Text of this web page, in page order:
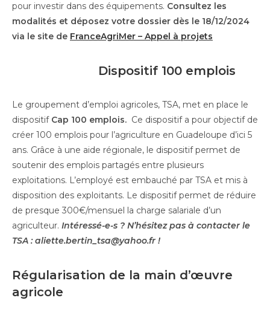
pour investir dans des équipements. Consultez les
modalités et déposez votre dossier dès le 18/12/2024
via le site de FranceAgriMer – Appel à projets
Dispositif 100 emplois
Le groupement d’emploi agricoles, TSA, met en place le
dispositif Cap 100 emplois. Ce dispositif a pour objectif de
créer 100 emplois pour l’agriculture en Guadeloupe d’ici 5
ans. Grâce à une aide régionale, le dispositif permet de
soutenir des emplois partagés entre plusieurs
exploitations. L’employé est embauché par TSA et mis à
disposition des exploitants. Le dispositif permet de réduire
de presque 300€/mensuel la charge salariale d’un
agriculteur. Intéressé-e-s ? N’hésitez pas à contacter le
TSA : aliette.bertin_tsa@yahoo.fr !
Régularisation de la main d’œuvre
agricole